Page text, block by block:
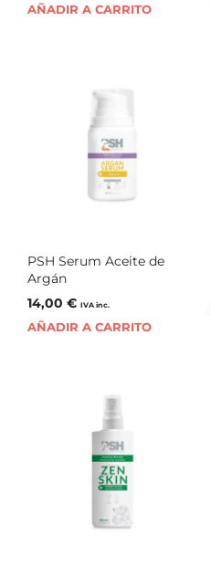
AÑADIR A CARRITO
PSH Serum Aceite de
Argán
14,00 € IVA inc.
AÑADIR A CARRITO